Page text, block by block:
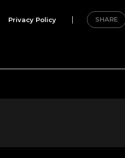
Privacy Policy SHARE